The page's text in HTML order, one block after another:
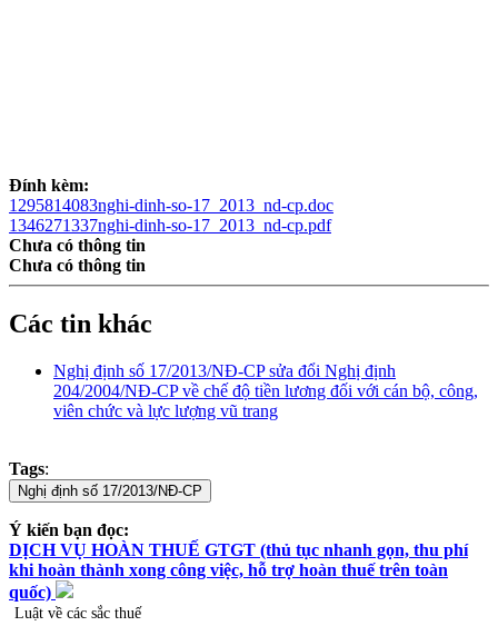
Đính kèm:
1295814083nghi-dinh-so-17_2013_nd-cp.doc
1346271337nghi-dinh-so-17_2013_nd-cp.pdf
Chưa có thông tin
Chưa có thông tin
Các tin khác
Nghị định số 17/2013/NĐ-CP sửa đổi Nghị định
204/2004/NĐ-CP về chế độ tiền lương đối với cán bộ, công,
viên chức và lực lượng vũ trang
Tags:
Ý kiến bạn đọc:
DỊCH VỤ HOÀN THUẾ GTGT (thủ tục nhanh gọn, thu phí
khi hoàn thành xong công việc, hỗ trợ hoàn thuế trên toàn
quốc)
Luật về các sắc thuế